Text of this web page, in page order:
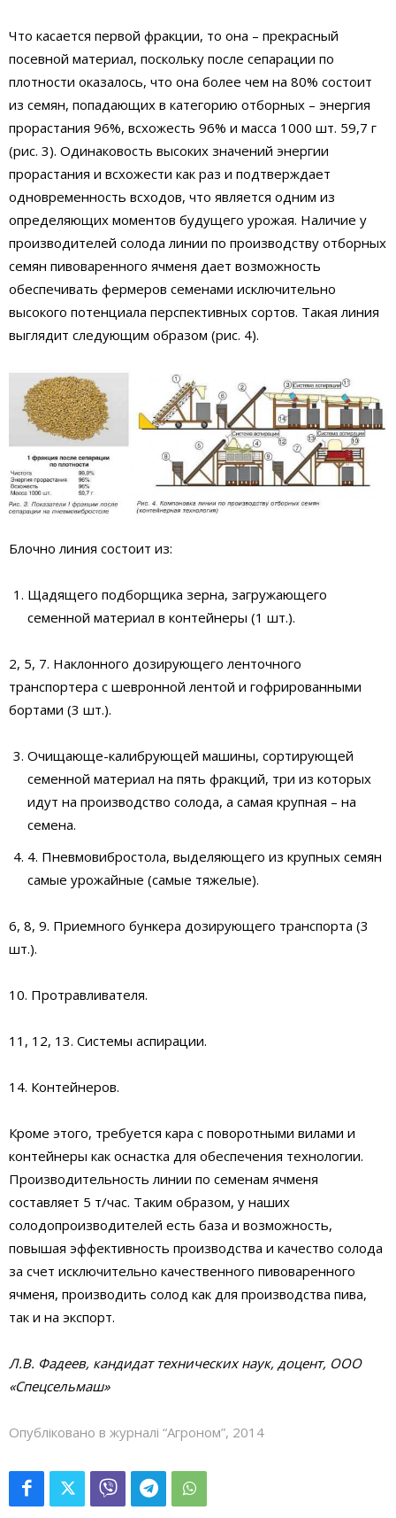
Что касается первой фракции, то она – прекрасный
посевной материал, поскольку после сепарации по
плотности оказалось, что она более чем на 80% состоит
из семян, попадающих в категорию отборных – энергия
прорастания 96%, всхожесть 96% и масса 1000 шт. 59,7 г
(рис. 3). Одинаковость высоких значений энергии
прорастания и всхожести как раз и подтверждает
одновременность всходов, что является одним из
определяющих моментов будущего урожая. Наличие у
производителей солода линии по производству отборных
семян пивоваренного ячменя дает возможность
обеспечивать фермеров семенами исключительно
высокого потенциала перспективных сортов. Такая линия
выглядит следующим образом (рис. 4).
Блочно линия состоит из:
Щадящего подборщика зерна, загружающего
семенной материал в контейнеры (1 шт.).
2, 5, 7. Наклонного дозирующего ленточного
транспортера с шевронной лентой и гофрированными
бортами (3 шт.).
Очищающе-калибрующей машины, сортирующей
семенной материал на пять фракций, три из которых
идут на производство солода, а самая крупная – на
семена.
4. Пневмовибростола, выделяющего из крупных семян
самые урожайные (самые тяжелые).
6, 8, 9. Приемного бункера дозирующего транспорта (3
шт.).
10. Протравливателя.
11, 12, 13. Системы аспирации.
14. Контейнеров.
Кроме этого, требуется кара с поворотными вилами и
контейнеры как оснастка для обеспечения технологии.
Производительность линии по семенам ячменя
составляет 5 т/час. Таким образом, у наших
солодопроизводителей есть база и возможность,
повышая эффективность производства и качество солода
за счет исключительно качественного пивоваренного
ячменя, производить солод как для производства пива,
так и на экспорт.
Л.В. Фадеев, кандидат технических наук, доцент, ООО
«Спецсельмаш»
Опубліковано в журналі “Агроном”, 2014